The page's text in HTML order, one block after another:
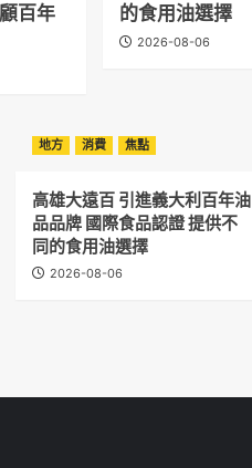
百年
的食用油選擇
2026-08-06
地方 消費 焦點
高雄大遠百 引進義大利百年油
品品牌 國際食品認證 提供不
同的食用油選擇
2026-08-06